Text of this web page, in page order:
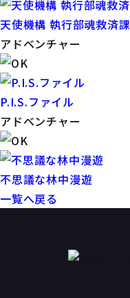
天使機構 執行部魂救済課
アドベンチャー
P.I.S.ファイル
アドベンチャー
不思議な林中漫遊
一覧へ戻る